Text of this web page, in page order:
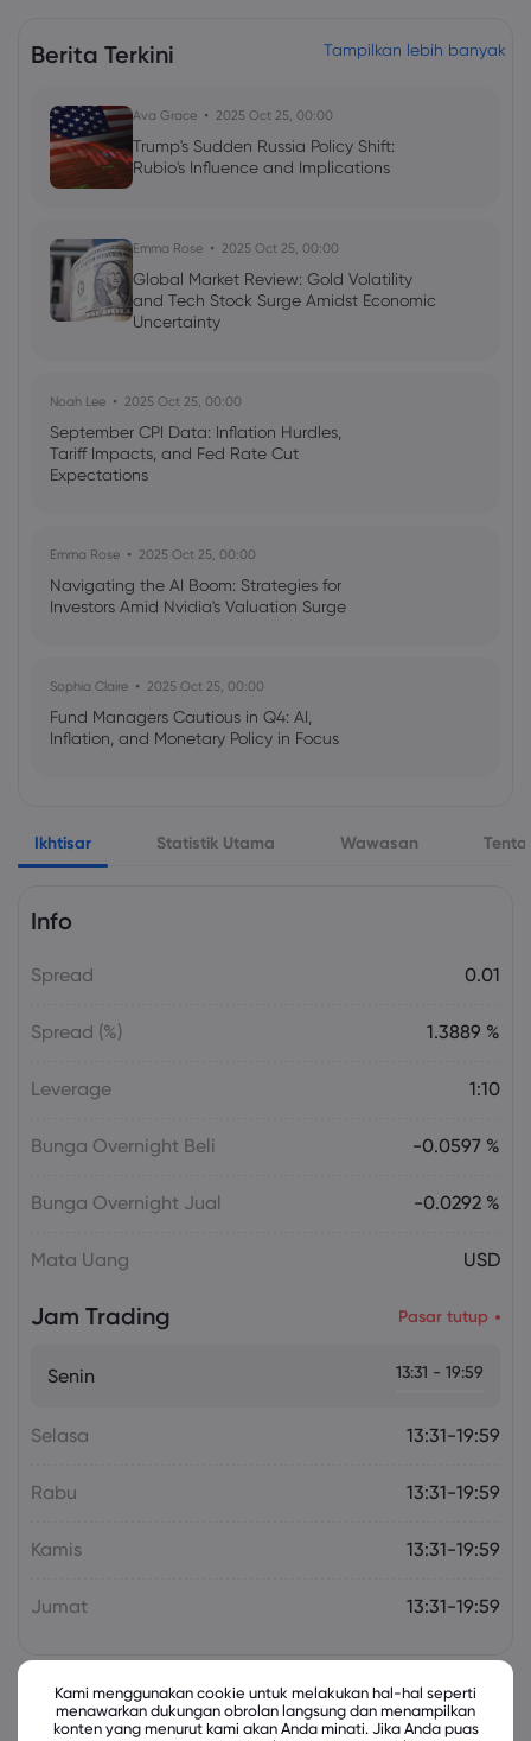
Berita Terkini Tampilkan lebih banyak
Ava Grace 2025 Oct 25, 00:00
Trump's Sudden Russia Policy Shift:
Rubio's Influence and Implications
Emma Rose 2025 Oct 25, 00:00
Global Market Review: Gold Volatility
and Tech Stock Surge Amidst Economic
Uncertainty
Noah Lee 2025 Oct 25, 00:00
September CPI Data: Inflation Hurdles,
Tariff Impacts, and Fed Rate Cut
Expectations
Emma Rose 2025 Oct 25, 00:00
Navigating the AI Boom: Strategies for
Investors Amid Nvidia's Valuation Surge
Sophia Claire 2025 Oct 25, 00:00
Fund Managers Cautious in Q4: AI,
Inflation, and Monetary Policy in Focus
US Government Shutdown Threatens
October Inflation Data Release
US-EU Relations: Russia Sanctions Unite
Ikhtisar Statistik Utama Wawasan
Info
Spread 0.01
Spread (%) 1.3889 %
Leverage 1:10
Bunga Overnight Beli -0.0597 %
Bunga Overnight Jual -0.0292 %
Mata Uang USD
Jam Trading Pasar tutup
Senin 13:31 - 19:59
Selasa 13:31-19:59
Rabu 13:31-19:59
Kamis 13:31-19:59
Jumat 13:31-19:59
Instrumen Terkait
Kami menggunakan cookie untuk melakukan hal-hal seperti
menawarkan dukungan obrolan langsung dan menampilkan
konten yang menurut kami akan Anda minati. Jika Anda puas